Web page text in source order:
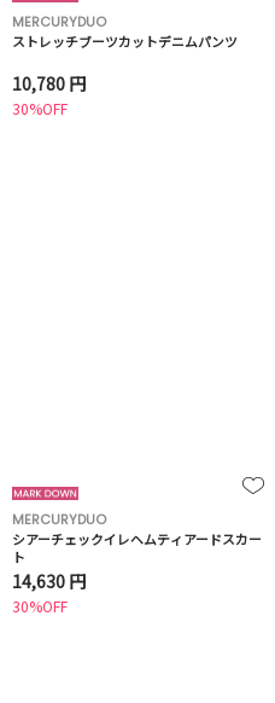
MERCURYDUO
ストレッチブーツカットデニムパンツ
10,780 円
30%OFF
MERCURYDUO
シアーチェックイレヘムティアードスカー
ト
14,630 円
30%OFF